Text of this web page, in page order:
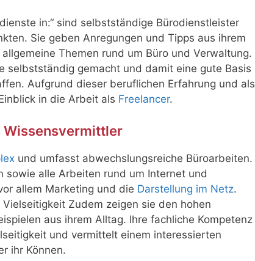
in:“ sind selbstständige Bürodienstleister
Sie geben Anregungen und Tipps aus ihrem
Themen rund um Büro und Verwaltung.
selbstständig gemacht und damit eine gute Basis
Aufgrund dieser beruflichen Erfahrung und als
in die Arbeit als Freelancer.
Wissensvermittler
und umfasst abwechslungsreiche Büroarbeiten.
sowie alle Arbeiten rund um Internet und
allem Marketing und die Darstellung im Netz.
Zudem zeigen sie den hohen
aus ihrem Alltag. Ihre fachliche Kompetenz
und vermittelt einem interessierten
ihr Können.